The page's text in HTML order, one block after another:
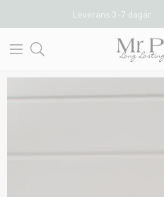
Leverans 3-7 dagar